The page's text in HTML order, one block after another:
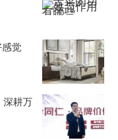
感觉
深耕万